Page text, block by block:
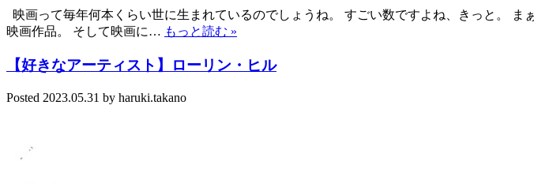
映画って毎年何本くらい世に生まれているのでしょうね。 すごい数ですよね、きっと。
映画作品。 そして映画に… もっと読む »
【好きなアーティスト】ローリン・ヒル
Posted 2023.05.31 by haruki.takano